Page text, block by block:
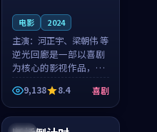
电影 2024
主演： 河正宇、梁朝伟 等
逆光回廊是一部以喜剧
为核心的影视作品，围
绕危机、反转与人物成
长展开，整体节奏紧
凑，值得推荐观看。
9,138 8.4 喜剧